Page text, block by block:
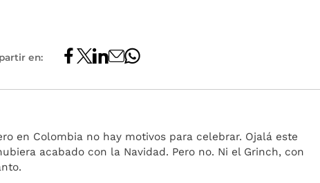
en:
en Colombia no hay motivos para celebrar. Ojalá este
acabado con la Navidad. Pero no. Ni el Grinch, con